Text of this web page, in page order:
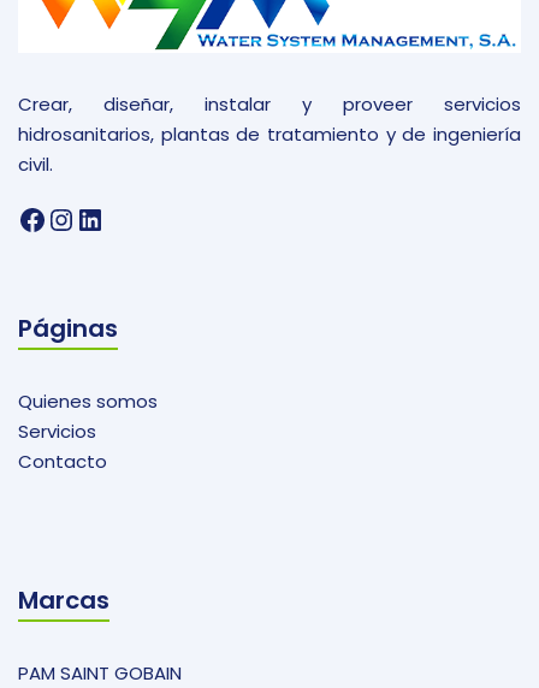
Crear, diseñar, instalar y proveer servicios
hidrosanitarios, plantas de tratamiento y de ingeniería
civil.
Facebook
Instagram
LinkedIn
Páginas
Quienes somos
Servicios
Contacto
Marcas
PAM SAINT GOBAIN